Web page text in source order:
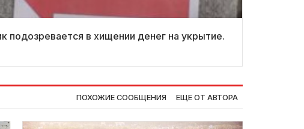
подозревается в хищении денег на укрытие.
ПОХОЖИЕ СООБЩЕНИЯ ЕЩЕ ОТ АВТОРА